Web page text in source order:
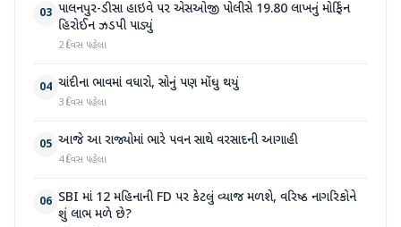
03 પાલનપુર-ડીસા હાઇવે પર એસઓજી પોલીસે 19.80 લાખનું મોર્ફિન
હિરોઈન ઝડપી પાડ્યું
2 દિવસ પહેલા
04 ચાંદીના ભાવમાં વધારો, સોનું પણ મોંઘુ થયું
3 દિવસ પહેલા
05 આજે આ રાજ્યોમાં ભારે પવન સાથે વરસાદની આગાહી
4 દિવસ પહેલા
06 SBI માં 12 મહિનાની FD પર કેટલું વ્યાજ મળશે, વરિષ્ઠ નાગરિકોને
શું લાભ મળે છે?